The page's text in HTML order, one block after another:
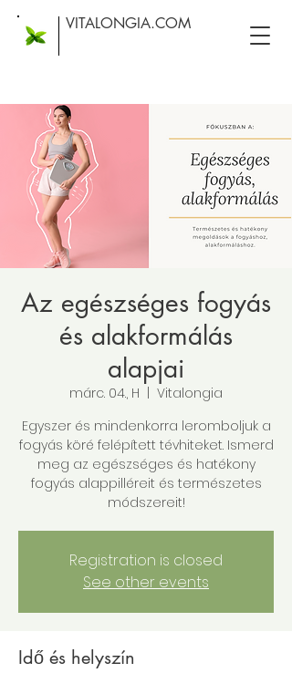
VITALONGIA.COM
Az egészséges fogyás
és alakformálás
alapjai
márc. 04., H
Vitalongia
Egyszer és mindenkorra leromboljuk a
fogyás köré felépített tévhiteket. Ismerd
meg az egészséges és hatékony
fogyás alappilléreit és természetes
módszereit!
Registration is closed
See other events
Idő és helyszín